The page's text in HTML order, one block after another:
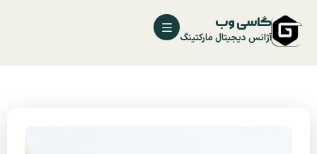
گاسی وب
آژانس دیجیتال مارکتینگ